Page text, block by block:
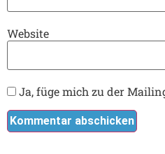
Website
Ja, füge mich zu der